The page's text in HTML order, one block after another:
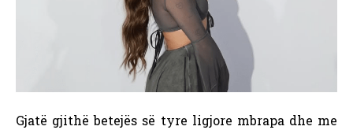
Gjatë gjithë betejës së tyre ligjore mbrapa dhe me